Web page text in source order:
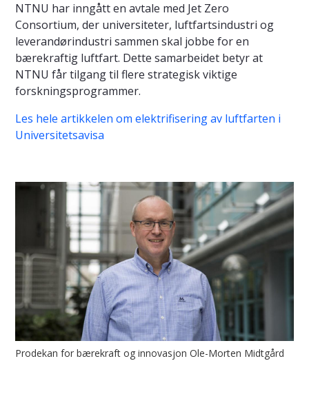
NTNU har inngått en avtale med Jet Zero
Consortium, der universiteter, luftfartsindustri og
leverandørindustri sammen skal jobbe for en
bærekraftig luftfart. Dette samarbeidet betyr at
NTNU får tilgang til flere strategisk viktige
forskningsprogrammer.
Les hele artikkelen om elektrifisering av luftfarten i
Universitetsavisa
Prodekan for bærekraft og innovasjon Ole-Morten Midtgård